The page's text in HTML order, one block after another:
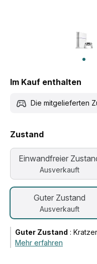
Im Kauf enthalten
Die mitgelieferten
Zustand
Einwandfreier
Ausverkauft
Guter Zustand
Ausverkauft
Guter Zustand :
Mehr erfahren